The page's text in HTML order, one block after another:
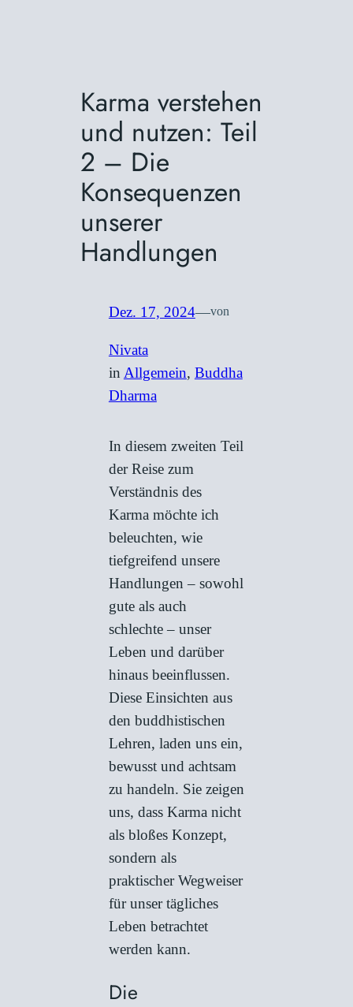
Karma verstehen
und nutzen: Teil
2 – Die
Konsequenzen
unserer
Handlungen
Dez. 17, 2024—von
Nivata
in Allgemein, Buddha
Dharma
In diesem zweiten Teil
der Reise zum
Verständnis des
Karma möchte ich
beleuchten, wie
tiefgreifend unsere
Handlungen – sowohl
gute als auch
schlechte – unser
Leben und darüber
hinaus beeinflussen.
Diese Einsichten aus
den buddhistischen
Lehren, laden uns ein,
bewusst und achtsam
zu handeln. Sie zeigen
uns, dass Karma nicht
als bloßes Konzept,
sondern als
praktischer Wegweiser
für unser tägliches
Leben betrachtet
werden kann.
Die